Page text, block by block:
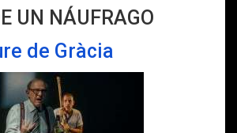
UN NÁUFRAGO
de Gràcia